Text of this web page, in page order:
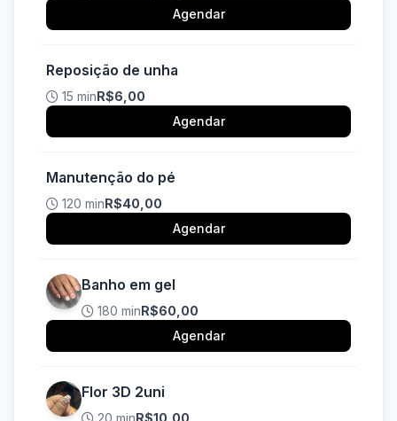
Agendar
Reposição de unha
15 minR$6,00
Agendar
Manutenção do pé
120 minR$40,00
Agendar
Banho em gel
180 minR$60,00
Agendar
Flor 3D 2uni
20 minR$10,00